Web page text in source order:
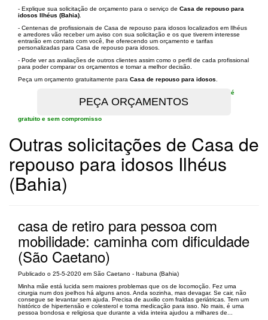
- Explique sua solicitação de orçamento para o serviço de Casa de repouso para
idosos Ilhéus (Bahia)
- Centenas de profissionais de Casa de repouso para idosos localizados em Ilhéus
e arredores vão receber um aviso con sua solicitação e os que tiverem interesse
entrarão em contato com você, lhe oferecendo um orçamento e tarifas
personalizadas para Casa de repouso para idosos.
- Pode ver as avaliações de outros clientes assim como o perfil de cada profissional
para poder comparar os orçamentos e tomar a melhor decisão.
Peça um orçamento gratuitamente para Casa de repouso para idosos
é
gratuito e sem compromisso
Outras solicitações de Casa de
repouso para idosos Ilhéus
(Bahia)
casa de retiro para pessoa com
mobilidade: caminha com dificuldade
(São Caetano)
Publicado o 25-5-2020 em São Caetano - Itabuna (Bahia)
Minha mãe está lucida sem maiores problemas que os de locomoção. Fez uma
cirurgia num dos joelhos há alguns anos. Anda sozinha, mas devagar. Se cair, não
consegue se levantar sem ajuda. Precisa de auxilio com fraldas geriátricas. Tem um
histórico de hipertensão e colesterol e toma medicação para isso. No mais, é uma
pessoa bondosa e religiosa que durante a vida inteira ajudou a milhares de...